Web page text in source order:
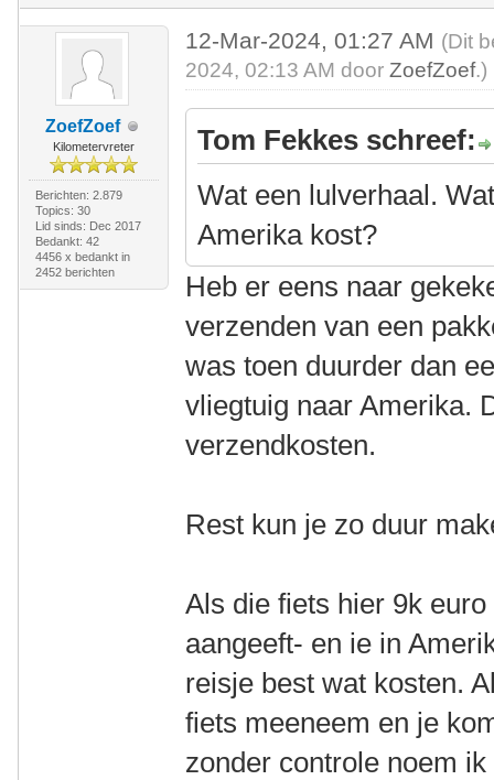
ZoefZoef
Kilometervreter
Berichten: 2.879
Topics: 30
Lid sinds: Dec 2017
Bedankt: 42
4456 x bedankt in
2452 berichten
12-Mar-2024, 01:27 AM (Dit
2024, 02:13 AM doorZoefZoef.)
Tom Fekkes schreef:
Wat een lulverhaal.
Amerika kost?
Heb er eens naar
verzenden van een
was toen duurder dan
vliegtuig naar Amerika.
verzendkosten.
Rest kun je zo duur
Als die fiets hier 9k
aangeeft- en ie in
reisje best wat kosten.
fiets meeneem en je
zonder controle noem